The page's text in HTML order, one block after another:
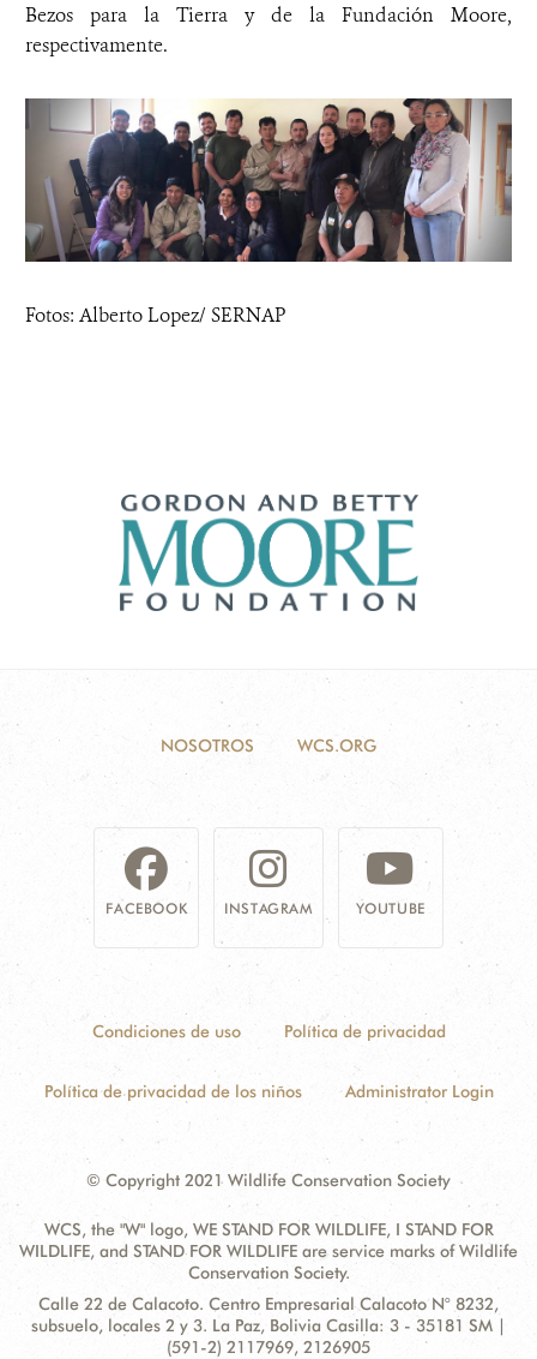
Bezos para la Tierra y de la Fundación Moore,
respectivamente.
Fotos: Alberto Lopez/ SERNAP
NOSOTROS WCS.ORG
FACEBOOK INSTAGRAM YOUTUBE
Condiciones de uso Política de privacidad
Política de privacidad de los niños Administrator Login
© Copyright 2021 Wildlife Conservation Society
WCS, the "W" logo, WE STAND FOR WILDLIFE, I STAND FOR
WILDLIFE, and STAND FOR WILDLIFE are service marks of Wildlife
Conservation Society.
Contact
Information
Address:
Calle 22 de Calacoto. Centro Empresarial Calacoto N° 8232,
subsuelo, locales 2 y 3. La Paz, Bolivia Casilla: 3 - 35181 SM |
(591-2) 2117969, 2126905